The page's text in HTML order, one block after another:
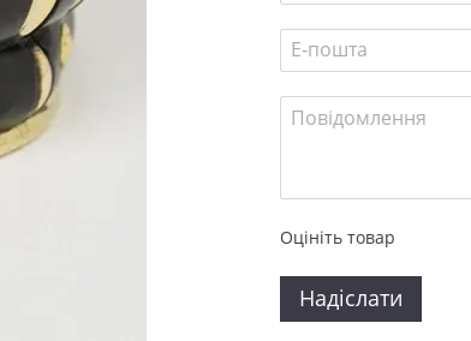
Оцініть товар
Надіслати